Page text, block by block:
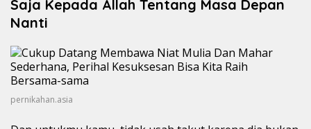
Saja Kepada Allah Tentang Masa Depan
Nanti
pernikahan.asia